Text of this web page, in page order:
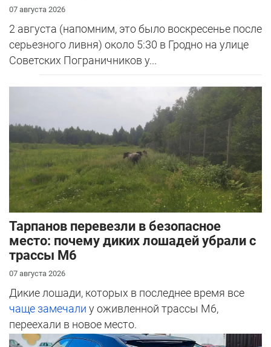
07 августа 2026
2 августа (напомним, это было воскресенье после
серьезного ливня) около 5:30 в Гродно на улице
Советских Пограничников у...
Тарпанов перевезли в безопасное
место: почему диких лошадей убрали с
трассы М6
07 августа 2026
Дикие лошади, которых в последнее время все
чаще замечали у оживленной трассы М6,
переехали в новое место.